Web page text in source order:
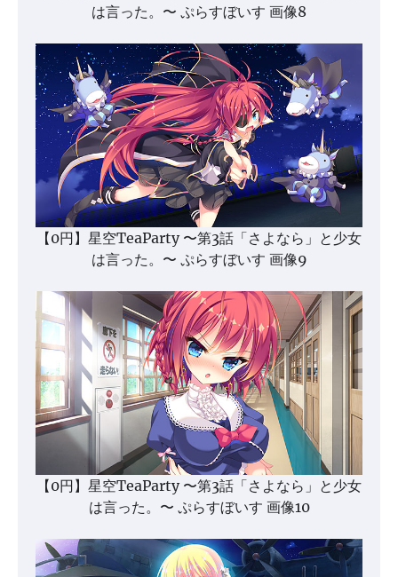
は言った。〜 ぷらすぼいす 画像8
【0円】星空TeaParty 〜第3話「さよなら」と少女
は言った。〜 ぷらすぼいす 画像9
【0円】星空TeaParty 〜第3話「さよなら」と少女
は言った。〜 ぷらすぼいす 画像10